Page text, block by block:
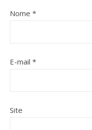
Nome *
E-mail *
Site